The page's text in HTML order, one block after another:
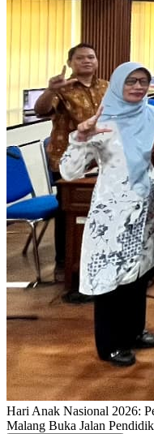
Hari Anak Nasional 2026:
Malang Buka Jalan